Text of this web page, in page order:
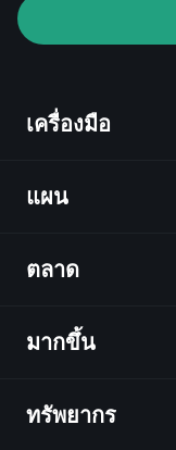
Playtrade
โบรกเกอร์ที่แ
เครื่องมือ
ค้นพบ
ศูนย์กลางการเรียนรู้
แผน
ตลาด
ภาพรวม
มากขึ้น
เป็นพันธมิตร
ทรัพยากร